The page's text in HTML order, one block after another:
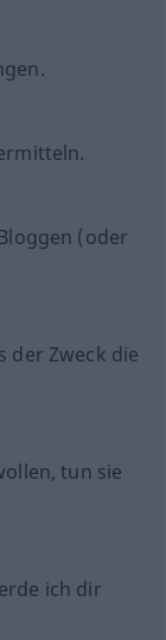
(oder
der Zweck die
tun sie
ich dir